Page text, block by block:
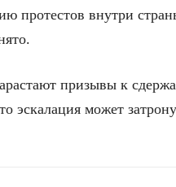
протестов внутри
призывы к
эскалация может